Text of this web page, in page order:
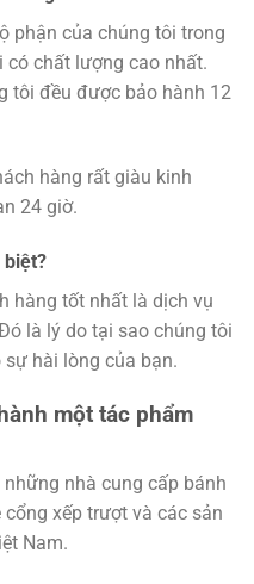
phận của chúng tôi trong
có chất lượng cao nhất.
tôi đều được bảo hành 12
hàng rất giàu kinh
24 giờ.
hàng tốt nhất là dịch vụ
là lý do tại sao chúng tôi
hài lòng của bạn.
một tác phẩm
nhà cung cấp bánh
xếp trượt và các sản
Nam.